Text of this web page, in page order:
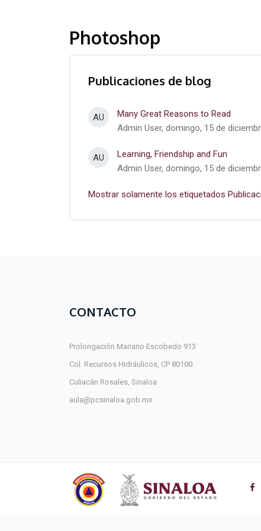
Photoshop
Publicaciones de blog
AU
Many Great Reasons to Read
Admin User, domingo, 15 de
AU
Learning, Friendship and Fun
Admin User, domingo, 15 de
Mostrar solamente los etiquetados
CONTACTO
Prolongación Mariano Escobedo 913
Col. Recursos Hidráulicos, CP 80100.
Culiacán Rosales, Sinaloa
aula@pcsinaloa.gob.mx